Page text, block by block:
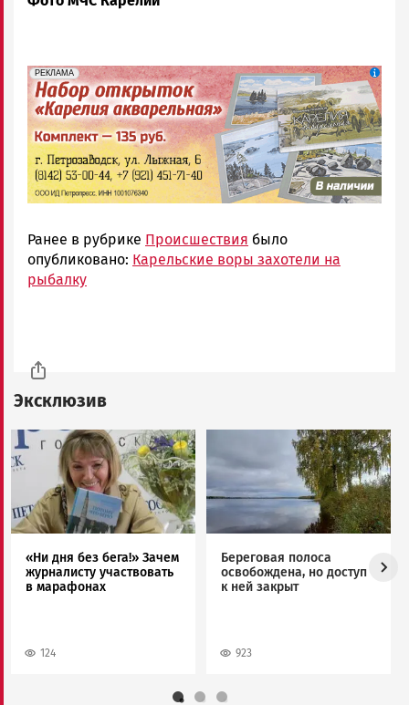
erid: 2SDnje3pUtQ
РЕКЛАМА
Реклама
Ранее в рубрике Происшествия было
опубликовано: Карельские воры захотели на
рыбалку
Эксклюзив
Image
«Ни дня без бега!» Зачем
журналисту участвовать
в марафонах
124
Береговая полоса
освобождена, но доступ
к ней закрыт
923